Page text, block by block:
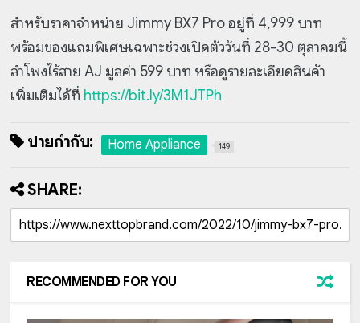
สำหรับราคาจำหน่าย Jimmy BX7 Pro อยู่ที่ 4,999 บาท
พร้อมของแถมพิเศษเฉพาะช่วงเปิดตัววันที่ 28-30 ตุลาคมนี้
ลำโพงไร้สาย AJ มูลค่า 599 บาท หรือดูรายละเอียดสินค้า
เพิ่มเติมได้ที่ https://bit.ly/3M1JTPh
ป้ายกำกับ: Home Appliance 149
SHARE:
RECOMMENDED FOR YOU